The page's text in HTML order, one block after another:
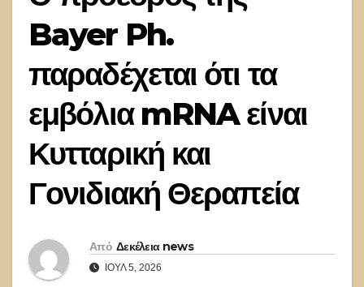
Bayer Ph.
παραδέχεται ότι τα
εμβόλια mRNA είναι
Κυτταρική και
Γονιδιακή Θεραπεία
Από Δεκέλεια news
ΙΟΎΛ 5, 2026